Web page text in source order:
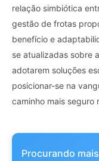
relação simbiótica
gestão de frotas
benefício e
se atualizadas sobre
adotarem soluções
posicionar-se na
caminho mais seguro
Procurando